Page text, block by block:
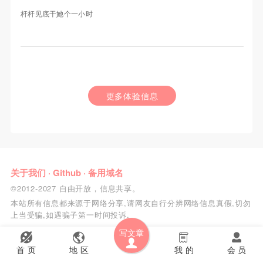
首 页 地 区
写文章
会 员
我 的
杆杆见底干她个一小时
更多体验信息
关于我们 · Github· 备用域名
©2012-2027 自由开放，信息共享。
本站所有信息都来源于网络分享,请网友自行分辨网络信息真假,切勿
上当受骗,如遇骗子第一时间投诉.